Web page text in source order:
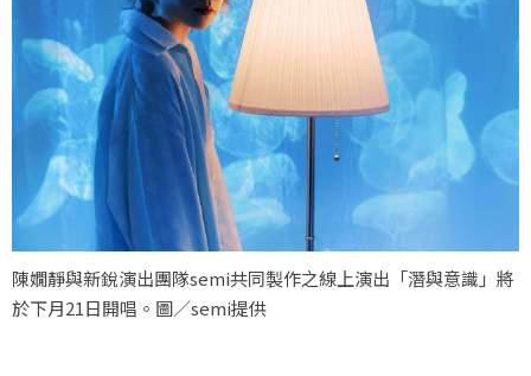
陳嫺靜與新銳演出團隊semi共同製作之線上演出「潛與意識」將
於下月21日開唱。圖／semi提供